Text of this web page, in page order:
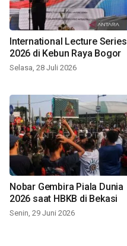
International Lecture Series
2026 di Kebun Raya Bogor
Selasa, 28 Juli 2026
Nobar Gembira Piala Dunia
2026 saat HBKB di Bekasi
Senin, 29 Juni 2026